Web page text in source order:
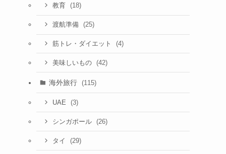
教育 (18)
渡航準備 (25)
筋トレ・ダイエット (4)
美味しいもの (42)
海外旅行 (115)
UAE (3)
シンガポール (26)
タイ (29)